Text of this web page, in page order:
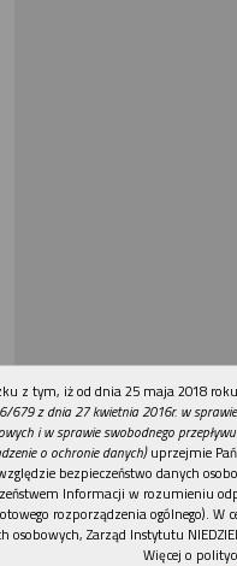
z tym, iż od dnia 25 maja 2018
679 z dnia 27 kwietnia 2016r. w
i w sprawie swobodnego
o ochronie danych)uprzejmie
bezpieczeństwo danych
Informacji w rozumieniu
rozporządzenia ogólnego). W
osobowych, Zarząd Instytutu
Więcej o